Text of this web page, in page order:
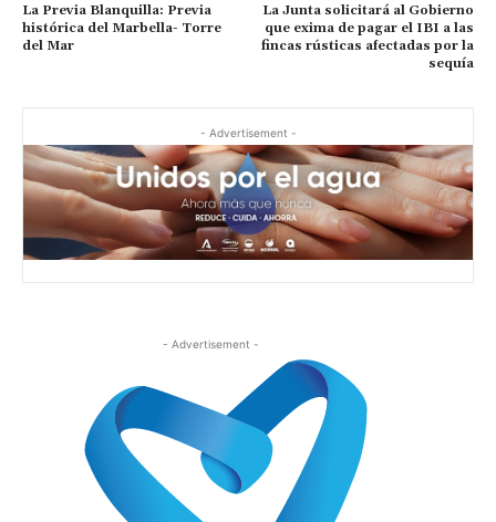
La Previa Blanquilla: Previa
histórica del Marbella- Torre
del Mar
La Junta solicitará al Gobierno
que exima de pagar el IBI a las
fincas rústicas afectadas por la
sequía
- Advertisement -
- Advertisement -